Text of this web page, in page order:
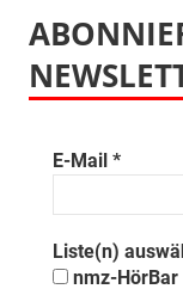
E-Mail *
Liste(n)
nmz-HörBar